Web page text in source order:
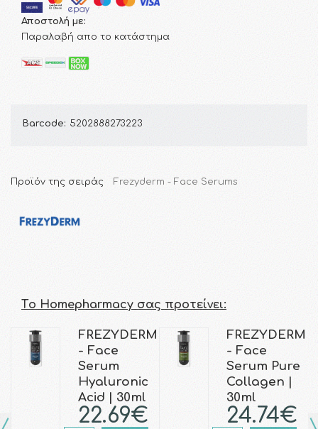
Αποστολή με:
Παραλαβή απο το κατάστημα
Barcode: 5202888273223
Προϊόν της σειράς Frezyderm - Face Serums
Τo Homepharmacy σας προτείνει:
FREZYDERM
- Face
Serum
Hyaluronic
Acid | 30ml
22.69€
FREZYDERM
- Face
Serum Pure
Collagen |
30ml
24.74€